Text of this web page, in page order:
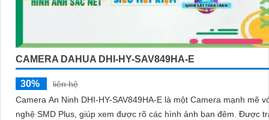
CAMERA DAHUA DHI-HY-SAV849HA-E
30%
liên hệ
Camera An Ninh DHI-HY-SAV849HA-E là một Camera mạnh mẽ
nghệ SMD Plus, giúp xem được rõ các hình ảnh ban đêm. Được trang bị